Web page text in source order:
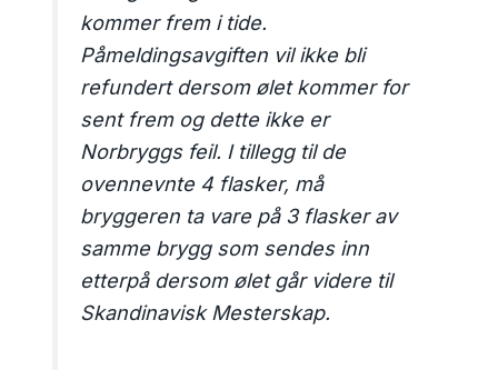
kommer frem i tide.
Påmeldingsavgiften vil ikke bli
refundert dersom ølet kommer for
sent frem og dette ikke er
Norbryggs feil. I tillegg til de
ovennevnte 4 flasker, må
bryggeren ta vare på 3 flasker av
samme brygg som sendes inn
etterpå dersom ølet går videre til
Skandinavisk Mesterskap.